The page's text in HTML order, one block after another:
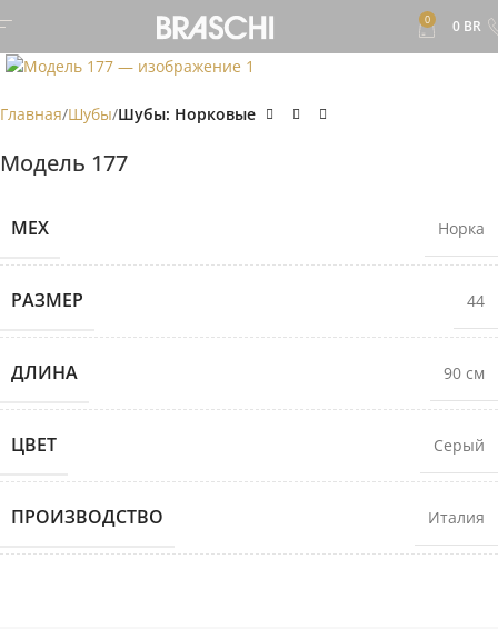
0 0 BR
Главная Шубы Шубы: Норковые
Модель 177
МЕХ Норка
РАЗМЕР 44
ДЛИНА 90 см
ЦВЕТ Серый
ПРОИЗВОДСТВО Италия